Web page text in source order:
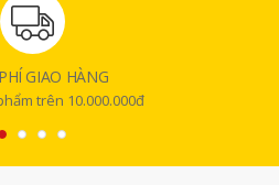
GIAO HÀNG
trên 10.000.000đ